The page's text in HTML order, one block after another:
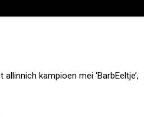
kampioen mei ‘BarbEeltje’,